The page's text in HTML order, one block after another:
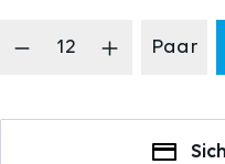
Produkt Anzahl:
Paar